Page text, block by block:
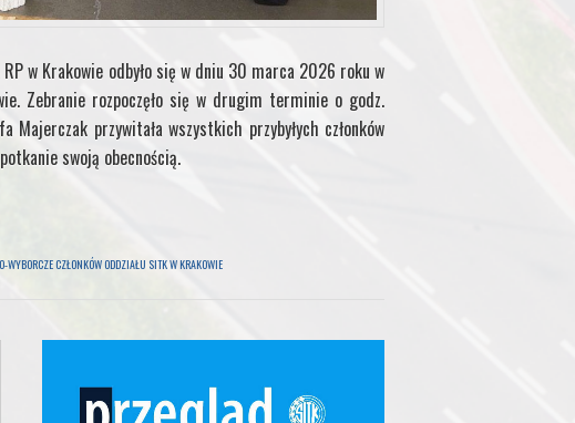
RP w Krakowie odbyło się w dniu 30 marca 2026 roku w
Zebranie rozpoczęło się w drugim terminie o godz.
Majerczak przywitała wszystkich przybyłych członków
swoją obecnością.
WYBORCZE CZŁONKÓW ODDZIAŁU SITK W KRAKOWIE